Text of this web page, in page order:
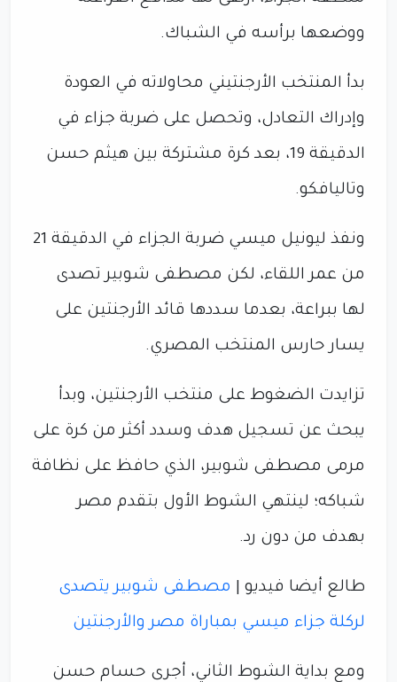
ووضعها برأسه في الشباك.
بدأ المنتخب الأرجنتيني محاولاته في العودة
وإدراك التعادل، وتحصل على ضربة جزاء في
الدقيقة 19، بعد كرة مشتركة بين هيثم حسن
وتاليافكو.
ونفذ ليونيل ميسي ضربة الجزاء في الدقيقة 21
من عمر اللقاء، لكن مصطفى شوبير تصدى
لها ببراعة، بعدما سددها قائد الأرجنتين على
يسار حارس المنتخب المصري.
تزايدت الضغوط على منتخب الأرجنتين، وبدأ
يبحث عن تسجيل هدف وسدد أكثر من كرة على
مرمى مصطفى شوبير، الذي حافظ على نظافة
شباكه؛ لينتهي الشوط الأول بتقدم مصر
بهدف من دون رد.
طالع أيضا فيديو | مصطفى شوبير يتصدى
لركلة جزاء ميسي بمباراة مصر والأرجنتين
ومع بداية الشوط الثاني، أجرى حسام حسن